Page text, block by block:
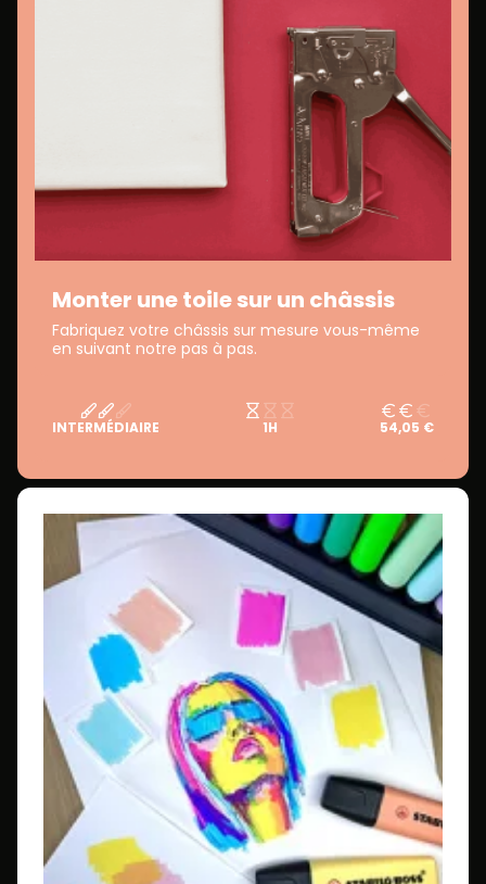
Monter une toile sur un châssis
Fabriquez votre châssis sur mesure vous-même
en suivant notre pas à pas.
INTERMÉDIAIRE 1H 54,05 €